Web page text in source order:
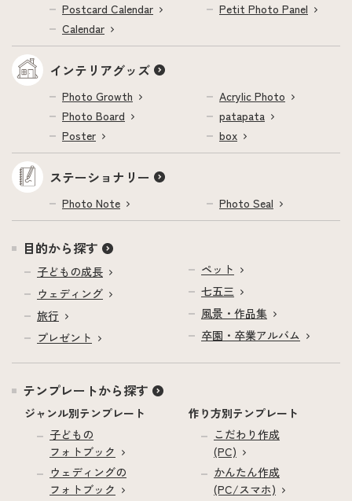
Postcard Calendar
Calendar
Petit Photo Panel
インテリアグッズ
Photo Growth
Photo Board
Poster
Acrylic Photo
patapata
box
ステーショナリー
Photo Note Photo Seal
目的から探す
子どもの成長
ウェディング
旅行
プレゼント
ペット
七五三
風景・作品集
卒園・卒業アルバム
テンプレートから探す
ジャンル別テンプレート
子どもの
フォトブック
ウェディングの
フォトブック
作り方別テンプレート
こだわり作成
(PC)
かんたん作成
(PC/スマホ)